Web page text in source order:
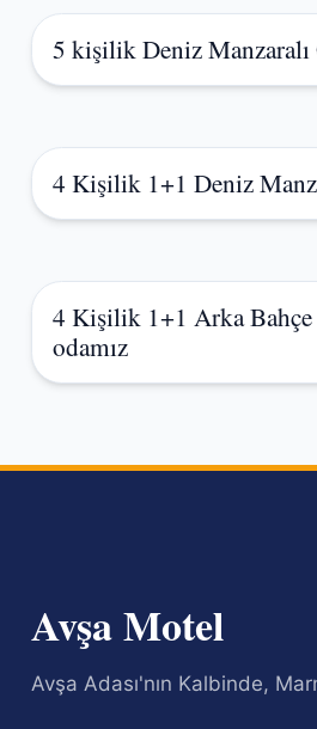
5 kişilik Deniz Manzaralı
4 Kişilik 1+1 Deniz
4 Kişilik 1+1 Arka Bahçe
odamız
Avşa Motel
Avşa Adası'nın Kalbinde,